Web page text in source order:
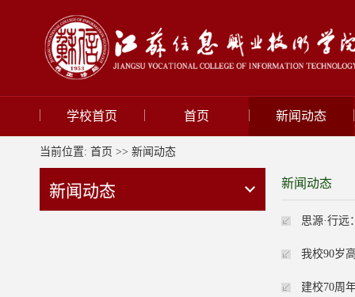
学校首页 首页 新闻动态
当前位置: 首页 >> 新闻动态
新闻动态 新闻动态
思源·行远
我校90岁
建校70周